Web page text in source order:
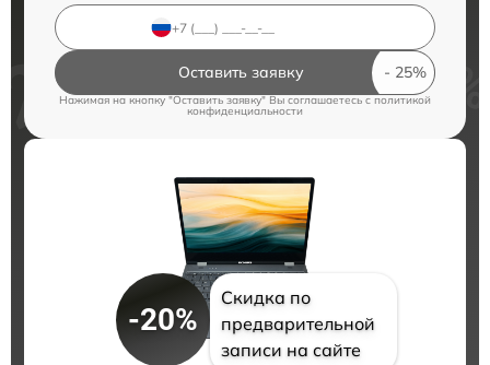
Оставить заявку
Нажимая на кнопку "Оставить заявку" Вы соглашаетесь cполитикой
конфиденциальности
-20%
Скидка по
предварительной
записи на сайте